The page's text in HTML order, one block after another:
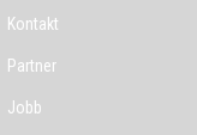
Kontakt
Partner
Jobb